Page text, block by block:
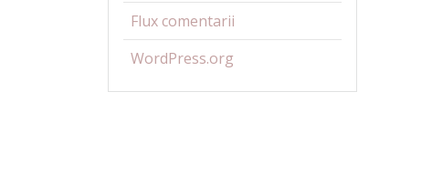
Flux comentarii
WordPress.org